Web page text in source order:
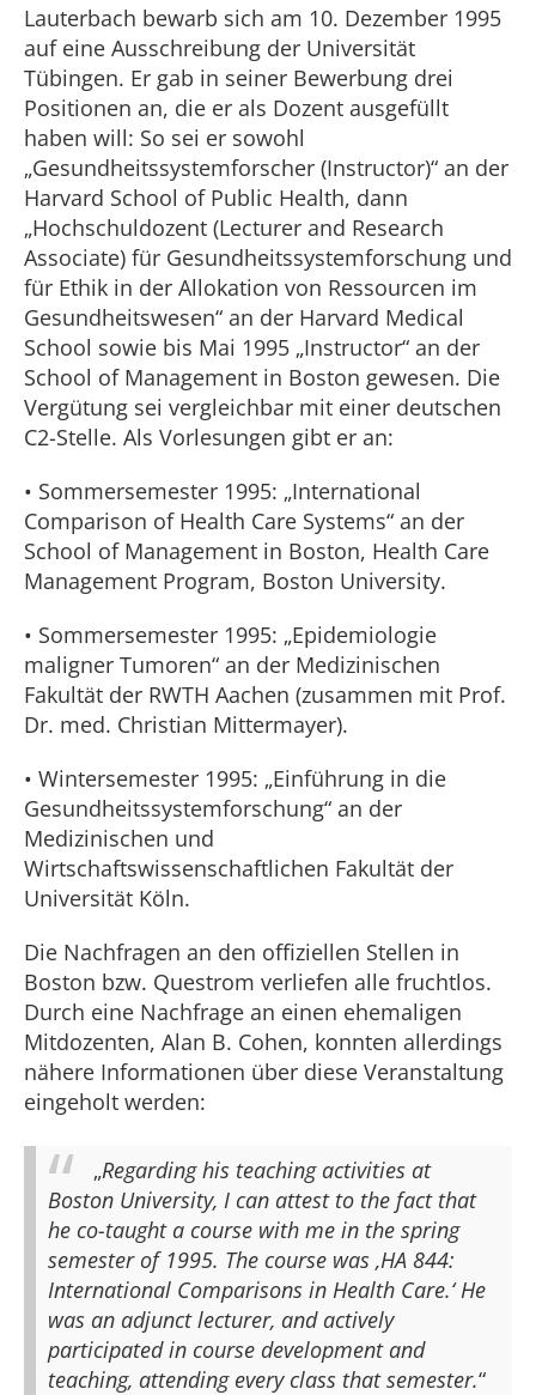
Lauterbach bewarb sich am 10. Dezember 1995
auf eine Ausschreibung der Universität
Tübingen. Er gab in seiner Bewerbung drei
Positionen an, die er als Dozent ausgefüllt
haben will: So sei er sowohl
„Gesundheitssystemforscher (Instructor)“ an der
Harvard School of Public Health, dann
„Hochschuldozent (Lecturer and Research
Associate) für Gesundheitssystemforschung und
für Ethik in der Allokation von Ressourcen im
Gesundheitswesen“ an der Harvard Medical
School sowie bis Mai 1995 „Instructor“ an der
School of Management in Boston gewesen. Die
Vergütung sei vergleichbar mit einer deutschen
C2-Stelle. Als Vorlesungen gibt er an:
• Sommersemester 1995: „International
Comparison of Health Care Systems“ an der
School of Management in Boston, Health Care
Management Program, Boston University.
• Sommersemester 1995: „Epidemiologie
maligner Tumoren“ an der Medizinischen
Fakultät der RWTH Aachen (zusammen mit Prof.
Dr. med. Christian Mittermayer).
• Wintersemester 1995: „Einführung in die
Gesundheitssystemforschung“ an der
Medizinischen und
Wirtschaftswissenschaftlichen Fakultät der
Universität Köln.
Die Nachfragen an den offiziellen Stellen in
Boston bzw. Questrom verliefen alle fruchtlos.
Durch eine Nachfrage an einen ehemaligen
Mitdozenten, Alan B. Cohen, konnten allerdings
nähere Informationen über diese Veranstaltung
eingeholt werden:
„Regarding his teaching activities at
Boston University, I can attest to the fact that
he co-taught a course with me in the spring
semester of 1995. The course was ‚HA 844:
International Comparisons in Health Care.‘ He
was an adjunct lecturer, and actively
participated in course development and
teaching, attending every class that semester.“